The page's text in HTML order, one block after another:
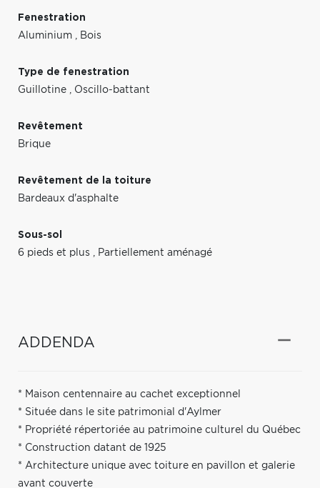
Fenestration
Aluminium , Bois
Type de fenestration
Guillotine , Oscillo-battant
Revêtement
Brique
Revêtement de la toiture
Bardeaux d'asphalte
Sous-sol
6 pieds et plus , Partiellement aménagé
ADDENDA
* Maison centennaire au cachet exceptionnel
* Située dans le site patrimonial d'Aylmer
* Propriété répertoriée au patrimoine culturel du Québec
* Construction datant de 1925
* Architecture unique avec toiture en pavillon et galerie
avant couverte